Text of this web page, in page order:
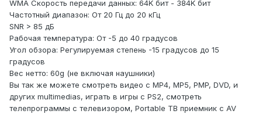
WMA Скорость передачи данных: 64K бит - 384K бит
Частотный диапазон: От 20 Гц до 20 кГц
SNR > 85 дБ
Рабочая температура: От -5 до 40 градусов
Угол обзора: Регулируемая степень -15 градусов до 15
градусов
Вес нетто: 60g (не включая наушники)
Вы так же можете смотреть видео с MP4, MP5, PMP, DVD, и
других multimedias, играть в игры с PS2, смотреть
телепрограммы с телевизором, Portable ТВ приемник с AV